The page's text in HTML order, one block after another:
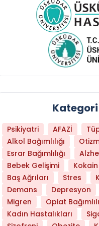
Hangi Yaşta Hangi
Psikiyatri AFAZİ
Alkol Bağımlılığı
Esrar Bağımlılığı
Bebek Gelişimi
Kokain
Baş Ağrıları
Stres
Demans
Depresyon
Migren
Opiat
Kadın Hastalıkları